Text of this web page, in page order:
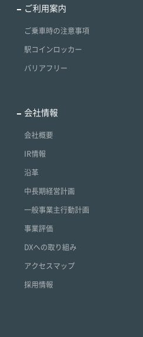
ご利用案内
ご乗車時の注意事項
駅コインロッカー
バリアフリー
会社情報
会社概要
IR情報
沿革
中長期経営計画
一般事業主行動計画
事業評価
DXへの取り組み
アクセスマップ
採用情報